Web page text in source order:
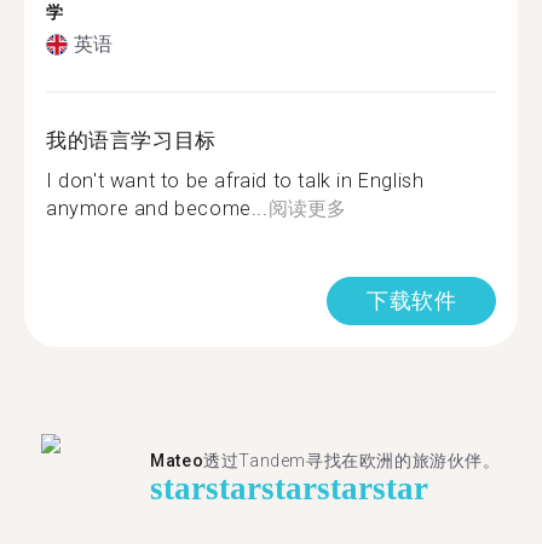
学
英语
我的语言学习目标
I don't want to be afraid to talk in English
anymore and become...阅读更多
下载软件
Mateo透过Tandem寻找在欧洲的旅游伙伴。
starstarstarstarstar